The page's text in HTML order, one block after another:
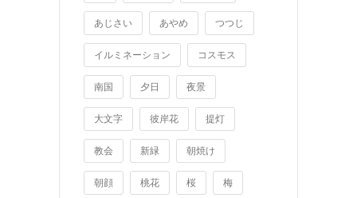
あじさい あやめ つつじ
イルミネーション コスモス
南国 夕日 夜景
大文字 彼岸花 提灯
教会 新緑 朝焼け
朝顔 桃花 桜 梅